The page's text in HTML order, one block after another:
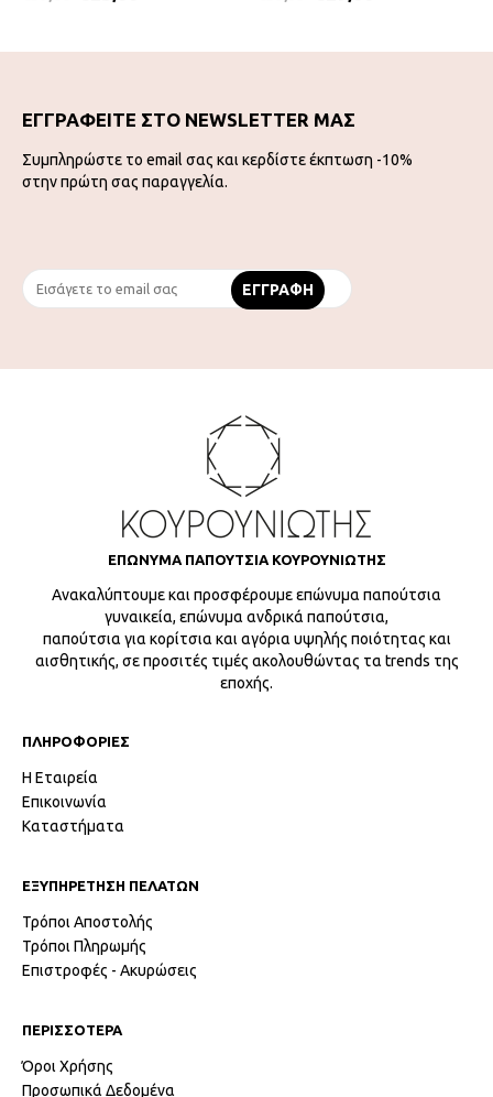
ΕΓΓΡΑΦΕΙΤΕ ΣΤΟ NEWSLETTER ΜΑΣ
Συμπληρώστε το email σας και κερδίστε έκπτωση -10%
στην πρώτη σας παραγγελία.
ΕΠΩΝΥΜΑ ΠΑΠΟΥΤΣΙΑ ΚΟΥΡΟΥΝΙΩΤΗΣ
Ανακαλύπτουμε και προσφέρουμε επώνυμα παπούτσια
γυναικεία, επώνυμα ανδρικά παπούτσια,
παπούτσια για κορίτσια και αγόρια υψηλής ποιότητας και
αισθητικής, σε προσιτές τιμές ακολουθώντας τα trends της
εποχής.
ΠΛΗΡΟΦΟΡΙΕΣ
Η Εταιρεία
Επικοινωνία
Καταστήματα
ΕΞΥΠΗΡΕΤΗΣΗ ΠΕΛΑΤΩΝ
Τρόποι Αποστολής
Τρόποι Πληρωμής
Επιστροφές - Ακυρώσεις
ΠΕΡΙΣΣΟΤΕΡΑ
Όροι Χρήσης
Προσωπικά Δεδομένα